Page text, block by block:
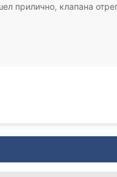
прилично, клапана